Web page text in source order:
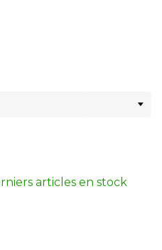
articles en stock